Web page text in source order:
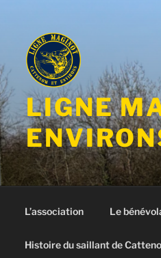
LIGNE
L’association Le
Histoire du saillant de